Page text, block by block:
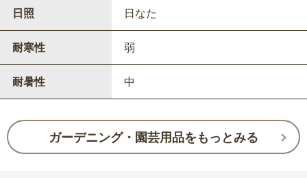
日照 日なた
耐寒性 弱
耐暑性 中
ガーデニング・園芸用品をもっとみる